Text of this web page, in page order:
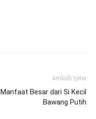
Artikulli tjetër
Manfaat Besar dari Si Kecil
Bawang Putih